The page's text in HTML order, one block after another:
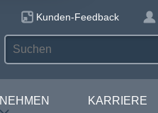
Kunden-Feedback
KARRIERE